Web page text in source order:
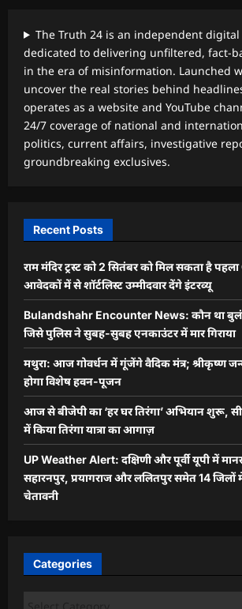
The Truth 24 is an independent
dedicated to delivering unfiltered, fact-
in the era of misinformation. Launched
uncover the real stories behind
operates as a website and YouTube
24/7 coverage of national and
politics, current affairs, investigative
groundbreaking exclusives.
Recent Posts
राम मंदिर ट्रस्ट को 2 सितंबर को मिल सकता है
आवेदकों में से शॉर्टलिस्ट उम्मीदवार देंगे इंटरव्यू
Bulandshahr Encounter News: कौन था
जिसे पुलिस ने सुबह-सुबह एनकाउंटर में मार गिराया
मथुरा: आज गोवर्धन में गूंजेंगे वैदिक मंत्र; श्रीकृष्ण
होगा विशेष हवन-पूजन
आज से बीजेपी का ‘हर घर तिरंगा’ अभियान शुरू,
में किया तिरंगा यात्रा का आगाज़
UP Weather Alert: दक्षिणी और पूर्वी यूपी में
सहारनपुर, प्रयागराज और ललितपुर समेत 14 जिलों
चेतावनी
Categories